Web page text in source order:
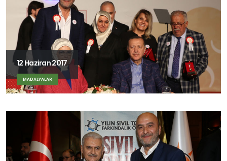
12 Haziran 2017
MADALYALAR